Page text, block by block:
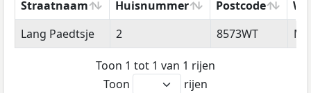
Straatnaam Huisnummer Postcode
Straatnaam
Huisnummer Postcode
Lang Paedtsje 2 8573WT
Toon 1 tot 1 van 1 rijen
Toon
rijen